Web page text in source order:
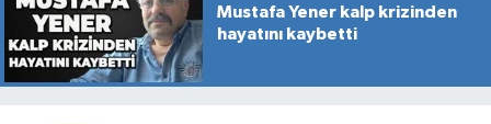
Mustafa Yener kalp krizinden
hayatını kaybetti